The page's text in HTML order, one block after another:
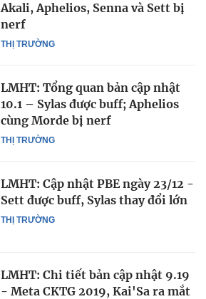
THỊ TRƯỜNG
Akali, Aphelios, Senna và Sett bị
nerf
THỊ TRƯỜNG
LMHT: Tổng quan bản cập nhật
10.1 – Sylas được buff; Aphelios
cùng Morde bị nerf
THỊ TRƯỜNG
LMHT: Cập nhật PBE ngày 23/12 -
Sett được buff, Sylas thay đổi lớn
LMHT: Chi tiết bản cập nhật 9.19
- Meta CKTG 2019, Kai'Sa ra mắt